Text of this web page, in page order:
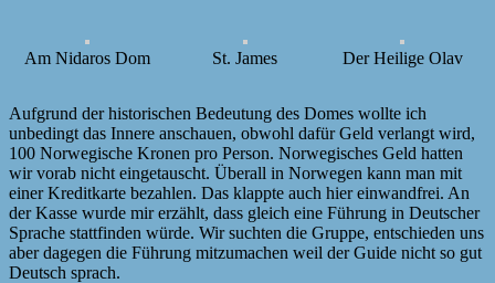
Am Nidaros Dom St. James Der Heilige Olav
Aufgrund der historischen Bedeutung des Domes wollte ich
unbedingt das Innere anschauen, obwohl dafür Geld verlangt wird,
100 Norwegische Kronen pro Person. Norwegisches Geld hatten
wir vorab nicht eingetauscht. Überall in Norwegen kann man mit
einer Kreditkarte bezahlen. Das klappte auch hier einwandfrei. An
der Kasse wurde mir erzählt, dass gleich eine Führung in Deutscher
Sprache stattfinden würde. Wir suchten die Gruppe, entschieden uns
aber dagegen die Führung mitzumachen weil der Guide nicht so gut
Deutsch sprach.